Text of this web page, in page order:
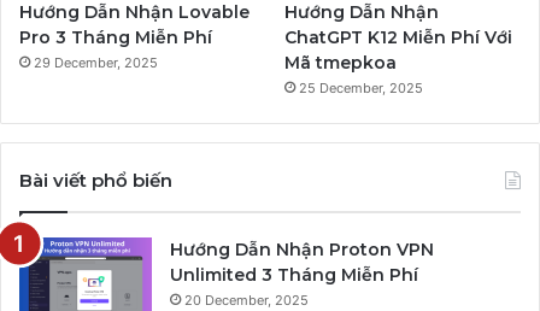
Hướng Dẫn Nhận Lovable
Pro 3 Tháng Miễn Phí
29 December, 2025
Hướng Dẫn Nhận
ChatGPT K12 Miễn Phí Với
Mã tmepkoa
25 December, 2025
Bài viết phổ biến
Hướng Dẫn Nhận Proton VPN
Unlimited 3 Tháng Miễn Phí
20 December, 2025